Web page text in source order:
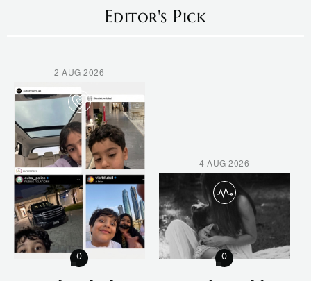
Editor's Pick
4 AUG 2026
0
2 AUG 2026
0